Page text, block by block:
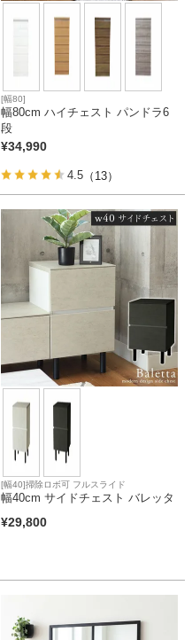
[幅80]
幅80cm ハイチェスト パンドラ6
段
¥34,990
4.5 （13）
[幅40]掃除ロボ可 フルスライド
幅40cm サイドチェスト バレッタ
¥29,800